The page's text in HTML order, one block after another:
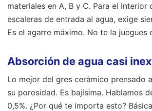
materiales en A, B y C. Para el interior
escaleras de entrada al agua, exige
Es el agarre máximo. No te la juegues
Absorción de agua casi
Lo mejor del gres cerámico prensado
su porosidad. Es bajísima. Hablamos
0,5%. ¿Por qué te importa esto?